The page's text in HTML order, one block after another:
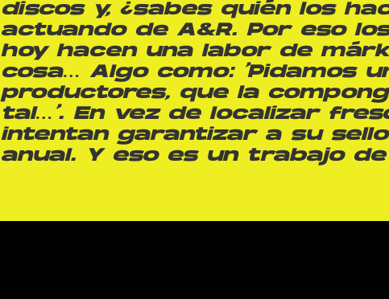
discos y, ¿sabes quién los
actuando de A&R. Por eso
hoy hacen una labor de
cosa… Algo como: ‘Pidamos
productores, que la
tal…’. En vez de localizar
intentan garantizar a su
anual. Y eso es un trabajo